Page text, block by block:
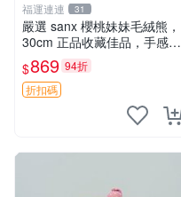
福運連連 31
嚴選 sanx 櫻桃妹妹毛絨熊，
30cm 正品收藏佳品，手感極
軟，適合贈送與收藏 櫻桃妹
妹、sanx、毛絨熊
$869 94折
折扣碼